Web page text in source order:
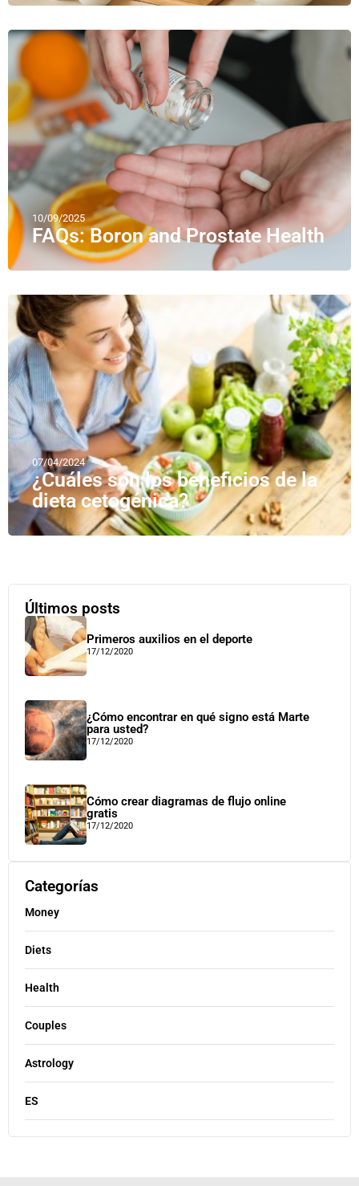
10/09/2025
FAQs: Boron and Prostate Health
07/04/2024
¿Cuáles son los beneficios de la
dieta cetogénica?
Últimos posts
Primeros auxilios en el deporte
17/12/2020
¿Cómo encontrar en qué signo está Marte
para usted?
17/12/2020
Cómo crear diagramas de flujo online
gratis
17/12/2020
Categorías
Money
Diets
Health
Couples
Astrology
ES